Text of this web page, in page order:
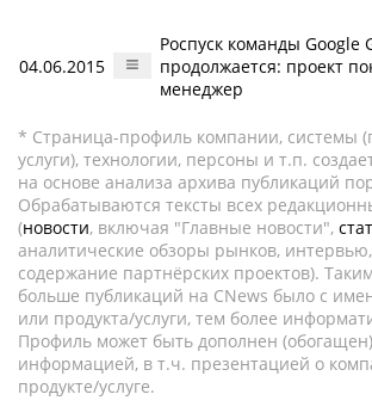
04.06.2015
Роспуск команды Google
продолжается: проект
менеджер
* Страница-профиль компании, системы
услуги), технологии, персоны и т.п.
на основе анализа архива публикаций
Обрабатываются тексты всех
(новости, включая "Главные новости",
аналитические обзоры рынков,
содержание партнёрских проектов).
больше публикаций на CNews было с
или продукта/услуги, тем более
Профиль может быть дополнен
информацией, в т.ч. презентацией о
продукте/услуге.